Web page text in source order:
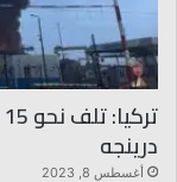
درينجه
أغسطس 8, 2023